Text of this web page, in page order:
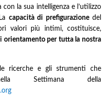
la sua intelligenza e l’utilizzo
capacità di prefigurazionedel
valori più intimi, costituisce,
orientamento per tutta la nostra
ricerche e gli strumenti che
Settimana della